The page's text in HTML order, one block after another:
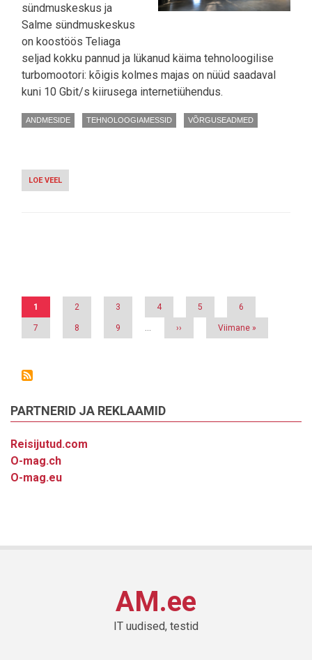
sündmuskeskus ja
Salme sündmuskeskus
on koostöös Teliaga
seljad kokku pannud ja lükanud käima tehnoloogilise
turbomootori: kõigis kolmes majas on nüüd saadaval
kuni 10 Gbit/s kiirusega internetiühendus.
ANDMESIDE TEHNOLOOGIAMESSID VÕRGUSEADMED
LOE VEEL
TALLINNA
Eesolev
leht
1 Page
2 Page
3 Page
4 Page
5 Page
6
Page
7 Page
8 Page
9 …
Järgmine
leht
››
Viimane
leht
Viimane »
PARTNERID JA REKLAAMID
Reisijutud.com
O-mag.ch
O-mag.eu
AM.ee
IT uudised, testid